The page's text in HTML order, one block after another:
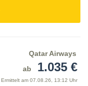
Qatar Airways
ab
1.035 €
Ermittelt am 07.08.26, 13:12 Uhr